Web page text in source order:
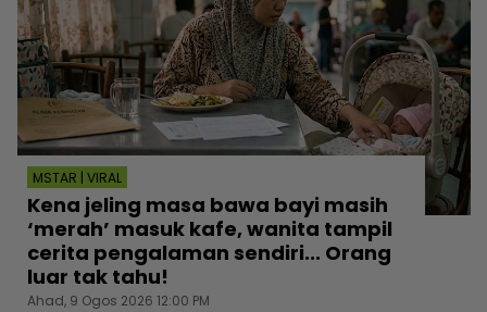
MSTAR | VIRAL
Kena jeling masa bawa bayi masih
‘merah’ masuk kafe, wanita tampil
cerita pengalaman sendiri... Orang
luar tak tahu!
Ahad, 9 Ogos 2026 12:00 PM